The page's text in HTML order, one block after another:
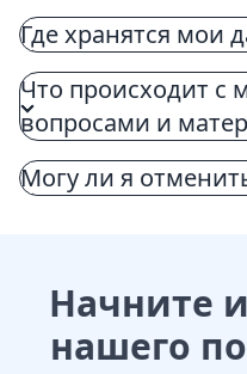
Где хранятся мои
Что происходит с
вопросами и
Могу ли я
Начните
нашего